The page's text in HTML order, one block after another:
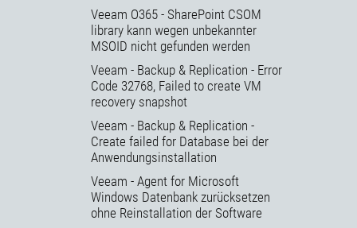
Veeam O365 - SharePoint CSOM
library kann wegen unbekannter
MSOID nicht gefunden werden
Veeam - Backup & Replication - Error
Code 32768, Failed to create VM
recovery snapshot
Veeam - Backup & Replication -
Create failed for Database bei der
Anwendungsinstallation
Veeam - Agent for Microsoft
Windows Datenbank zurücksetzen
ohne Reinstallation der Software